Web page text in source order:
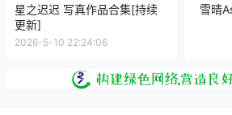
星之迟迟 写真作品合集[持续
更新]
2026-5-10 22:24:06
雪晴